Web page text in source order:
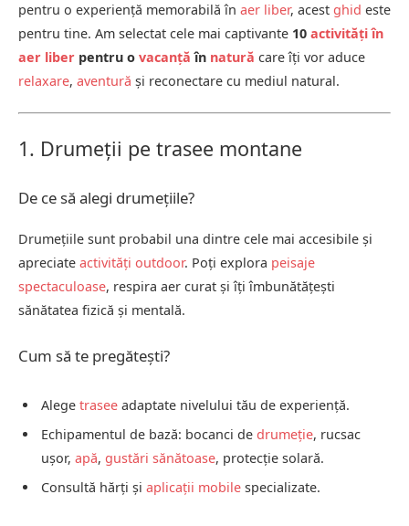
pentru o experiență memorabilă în aer liber, acest ghid este
pentru tine. Am selectat cele mai captivante 10 activități în
aer liber pentru o vacanță în natură care îți vor aduce
relaxare, aventură și reconectare cu mediul natural.
1. Drumeții pe trasee montane
De ce să alegi drumețiile?
Drumețiile sunt probabil una dintre cele mai accesibile și
apreciate activități outdoor. Poți explora peisaje
spectaculoase, respira aer curat și îți îmbunătățești
sănătatea fizică și mentală.
Cum să te pregătești?
Alege trasee adaptate nivelului tău de experiență.
Echipamentul de bază: bocanci de drumeție, rucsac
ușor, apă, gustări sănătoase, protecție solară.
Consultă hărți și aplicații mobile specializate.